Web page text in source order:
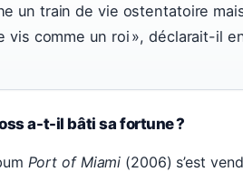
un train de vie ostentatoire
vis comme un roi », déclarait-il
a-t-il bâti sa fortune ?
Port of Miami (2006) s’est